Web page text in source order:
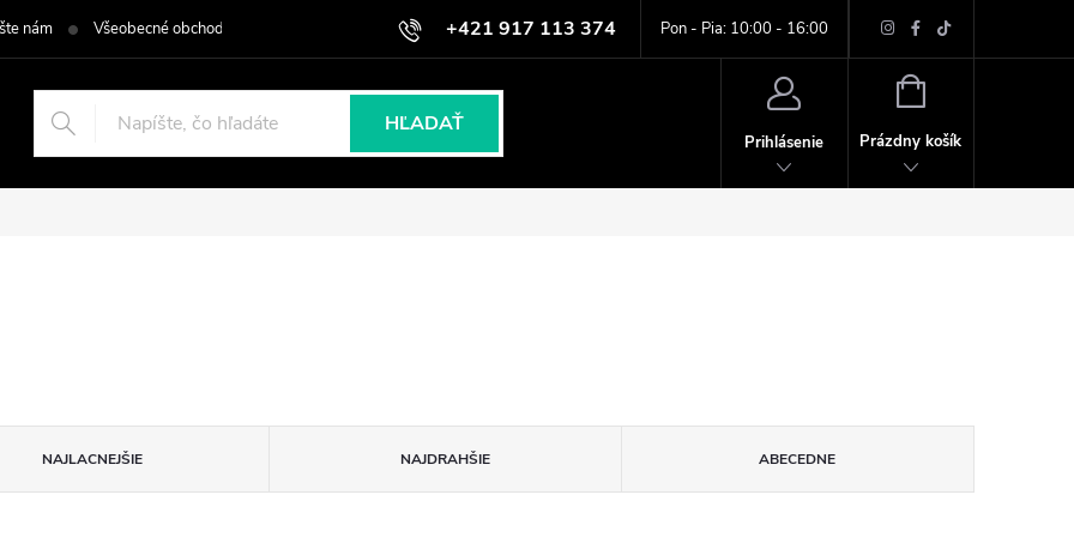
+421 917 113 374 Pon - Pia: 10:00 - 16:00
nám Všeobecné obchodné podmienky Podmienky ochrany osobných údajov
HĽADAŤ
Prihlásenie
NÁKUPNÝ
Prázdny košík
NAJLACNEJŠIE NAJDRAHŠIE ABECEDNE